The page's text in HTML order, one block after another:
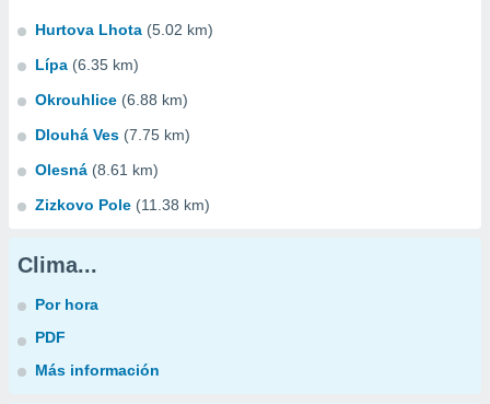
Hurtova Lhota (5.02 km)
Lípa (6.35 km)
Okrouhlice (6.88 km)
Dlouhá Ves (7.75 km)
Olesná (8.61 km)
Zizkovo Pole (11.38 km)
Clima...
Por hora
PDF
Más información